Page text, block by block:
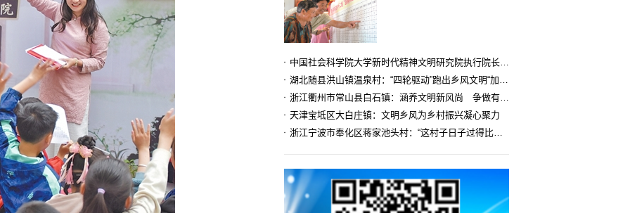
中国社会科学院大学新时代精神文明研究院执行院长王维国：文明村镇创建为乡村注入持久发展动力
湖北随县洪山镇温泉村：“四轮驱动”跑出乡风文明“加速度”
浙江衢州市常山县白石镇：涵养文明新风尚 争做有礼白石人
天津宝坻区大白庄镇：文明乡风为乡村振兴凝心聚力
浙江宁波市奉化区蒋家池头村：“这村子日子过得比城里还舒心”